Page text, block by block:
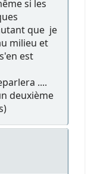
si les
que je
milieu et
est
....
deuxième